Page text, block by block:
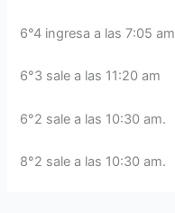
6°4 ingresa a las 7:05 am
6°3 sale a las 11:20 am
6°2 sale a las 10:30 am.
8°2 sale a las 10:30 am.